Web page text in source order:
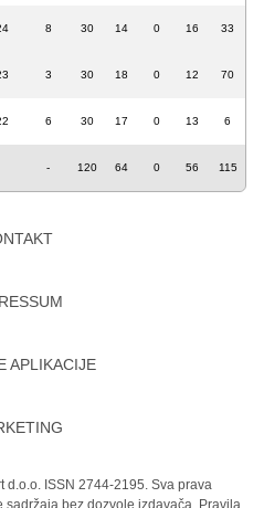
8 30 14 0 16 33
3 30 18 0 12 70
6 30 17 0 13 6
- 120 64 0 56 115
APLIKACIJE
d.o.o. ISSN 2744-2195. Sva prava
bez dozvole izdavača.
Pravila